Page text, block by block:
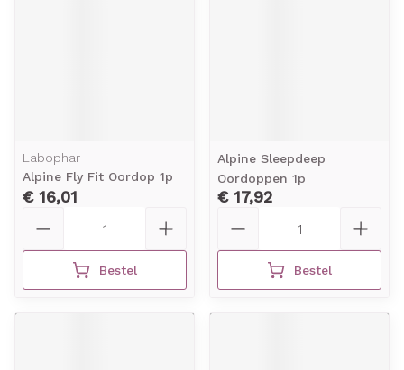
Labophar
Alpine Fly Fit Oordop 1p
€ 16,01
Bestel
Alpine Sleepdeep
Oordoppen 1p
€ 17,92
Bestel